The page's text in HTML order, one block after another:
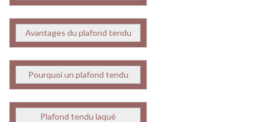
Avantages du plafond tendu
Pourquoi un plafond tendu
Plafond tendu laqué